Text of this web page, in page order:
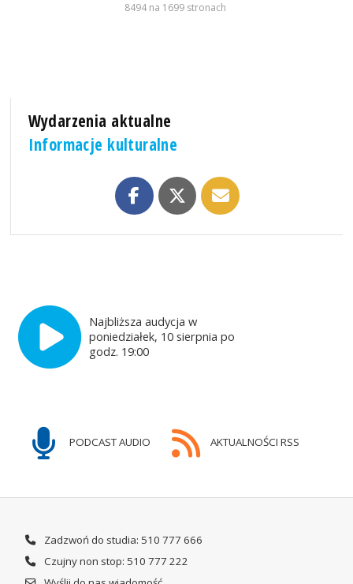
8494 na 1699 stronach
Wydarzenia aktualne
Informacje kulturalne
Najbliższa audycja w
poniedziałek, 10 sierpnia po
godz. 19:00
PODCAST AUDIO AKTUALNOŚCI RSS
Zadzwoń do studia: 510 777 666
Czujny non stop: 510 777 222